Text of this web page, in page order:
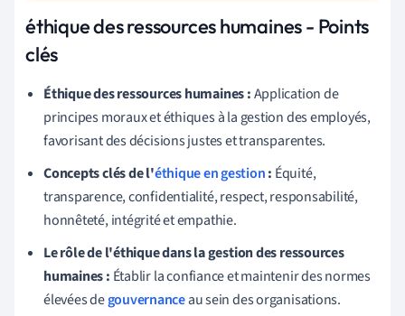
éthique des ressources humaines - Points
clés
Éthique des ressources humaines :Application de
principes moraux et éthiques à la gestion des employés,
favorisant des décisions justes et transparentes.
Concepts clés de l'éthique en gestion: Équité,
transparence, confidentialité, respect, responsabilité,
honnêteté, intégrité et empathie.
Le rôle de l'éthique dans la gestion des ressources
humaines : Établir la confiance et maintenir des normes
élevées degouvernanceau sein des organisations.